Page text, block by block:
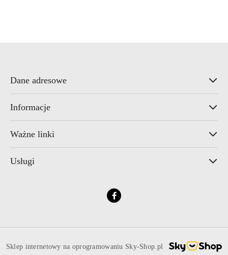
Dane adresowe
Informacje
Ważne linki
Usługi
Sklep internetowy na oprogramowaniu Sky-Shop.pl